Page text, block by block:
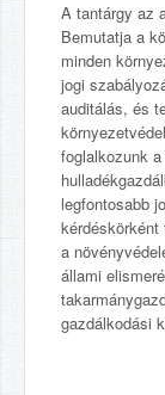
A tantárgy az
Bemutatja a
minden
jogi
auditálás, és
foglalkozunk
legfontosabb
kérdéskörként
a
állami
gazdálkodási